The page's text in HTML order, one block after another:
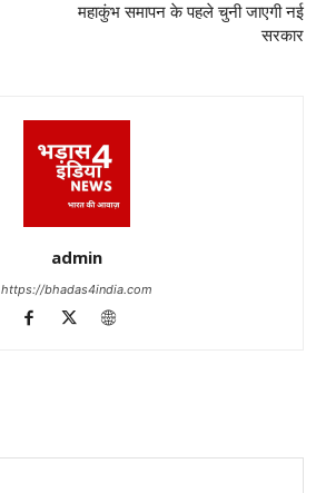
महाकुंभ समापन के पहले चुनी जाएगी नई
सरकार
admin
https://bhadas4india.com